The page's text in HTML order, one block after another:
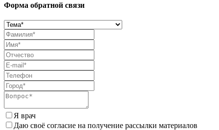
Форма обратной связи
Я врач
Даю своё согласие на получение рассылки материалов